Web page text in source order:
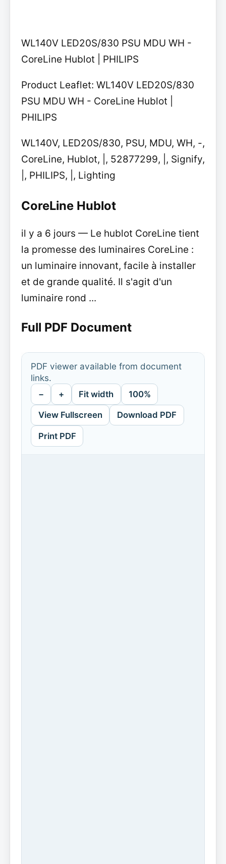
WL140V LED20S/830 PSU MDU WH -
CoreLine Hublot | PHILIPS
Product Leaflet: WL140V LED20S/830
PSU MDU WH - CoreLine Hublot |
PHILIPS
WL140V, LED20S/830, PSU, MDU, WH, -,
CoreLine, Hublot, |, 52877299, |, Signify,
|, PHILIPS, |, Lighting
CoreLine Hublot
il y a 6 jours — Le hublot CoreLine tient
la promesse des luminaires CoreLine :
un luminaire innovant, facile à installer
et de grande qualité. Il s'agit d'un
luminaire rond ...
Full PDF Document
PDF viewer available from document
links.
− + Fit width 100%
View Fullscreen Download PDF
Print PDF